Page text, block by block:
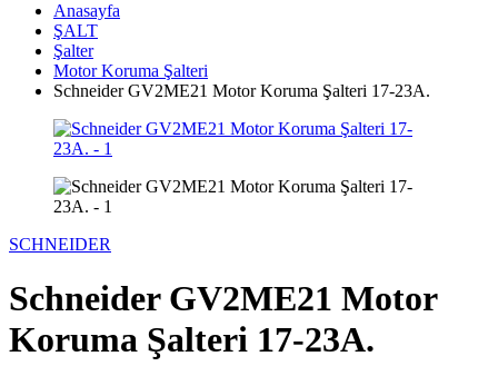
Anasayfa
ŞALT
Şalter
Motor Koruma Şalteri
Schneider GV2ME21 Motor Koruma Şalteri 17-23A.
SCHNEIDER
Schneider GV2ME21 Motor
Koruma Şalteri 17-23A.